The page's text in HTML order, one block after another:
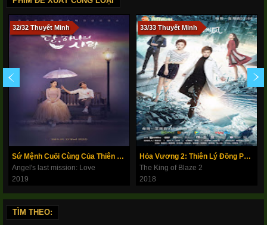
32/32 Thuyết Minh
Sứ Mệnh Cuối Cùng Của Thiên Thần: Tình Yêu
Angel's last mission: Love
2019
33/33 Thuyết Minh
Hỏa Vương 2: Thiên Lý Đồng Phong
The King of Blaze 2
2018
TÌM THEO: